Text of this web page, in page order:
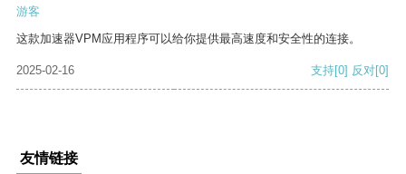
游客
这款加速器VPM应用程序可以给你提供最高速度和安全性的连接。
2025-02-16 支持[0] 反对[0]
友情链接